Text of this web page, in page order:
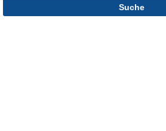
Suche